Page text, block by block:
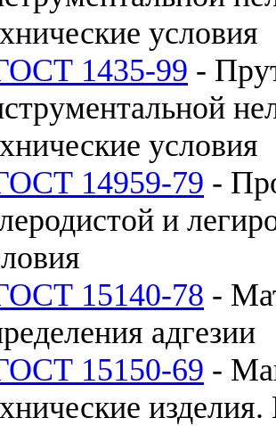
условия
1435-99 -
условия
14959-79 -
и
15140-78 -
адгезии
15150-69 -